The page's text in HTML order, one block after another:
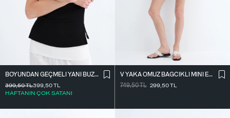
BOYUNDAN GEÇMELI YANI BÜZGÜLÜ BLUZ A390
399,50TL
HAFTANIN ÇOK SATANI
399,50TL
V YAKA OMUZ BAĞCIKLI MINI ELBISE E3394
749,50TL 299,50TL